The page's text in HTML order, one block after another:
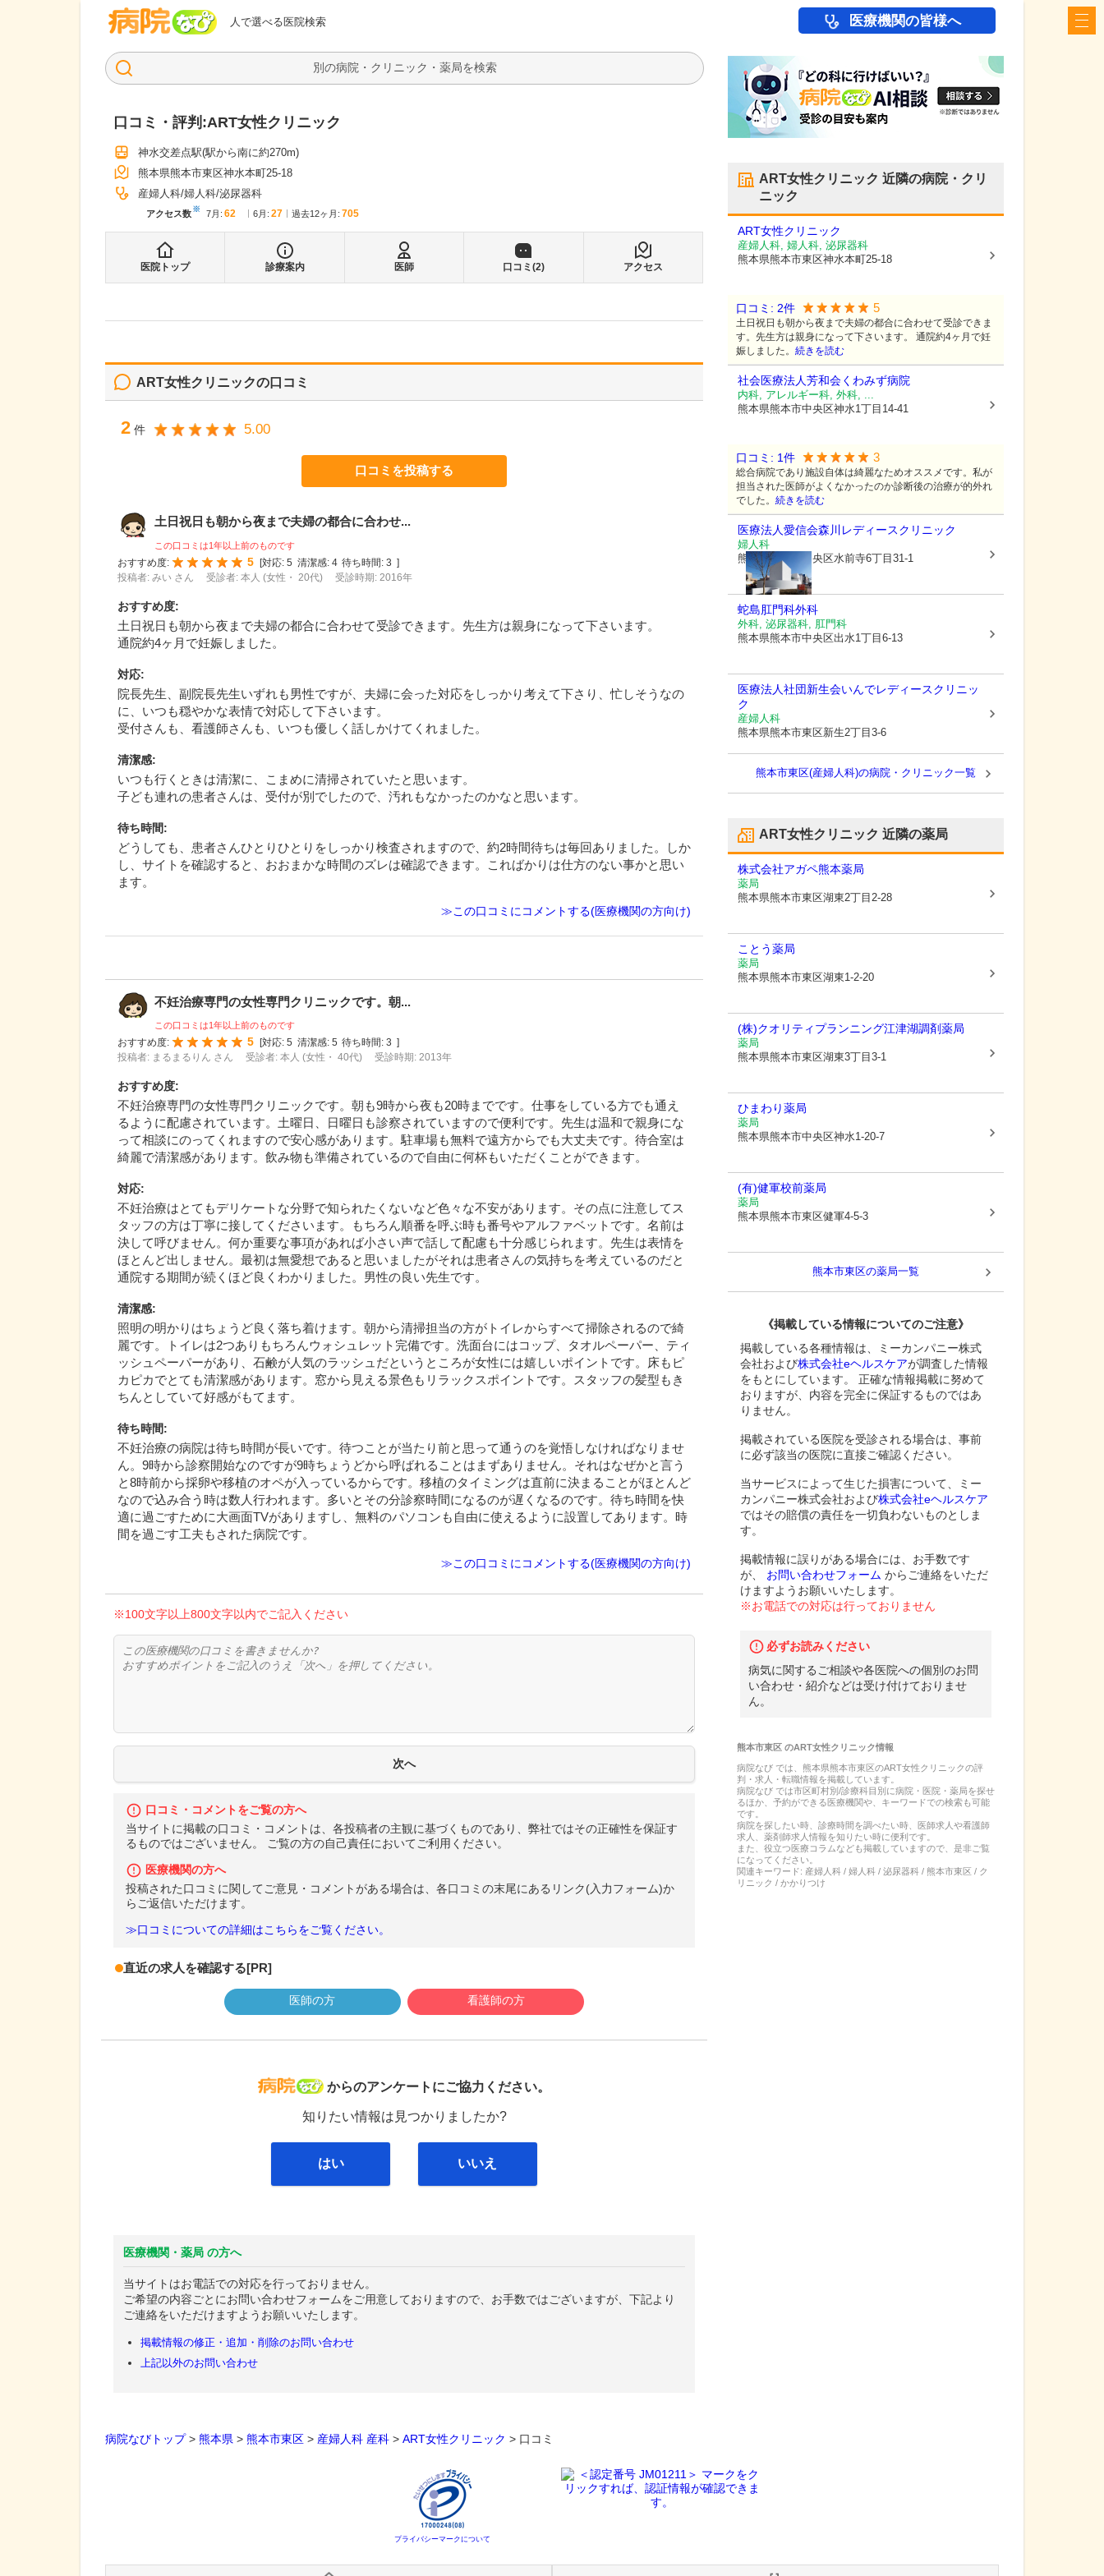
人で選べる医院検索
病院なび 医療機関の皆様へ
検索
口コミ・評判:ART女性クリニック
神水交差点駅(駅から南に約270m)
熊本県熊本市東区神水本町25-18
産婦人科 婦人科 泌尿器科
アクセス数※ 7月 : 62 6月 : 27 過去12ヶ月: 705
医院トップ 診療案内 医師 口コミ(2) アクセス
ART女性クリニックの口コミ
2 件 5.00
口コミを投稿する
土日祝日も朝から夜まで夫婦の都合に合わせ...
この口コミは1年以上前のものです
おすすめ度:
5 [対応: 5 清潔感: 4 待ち時間: 3 ]
投稿者: みい さん
受診者: 本人 (女性・ 20代) 受診時期: 2016年
おすすめ度:
土日祝日も朝から夜まで夫婦の都合に合わせて受診できます。先生方は親身になって下さいます。
通院約4ヶ月で妊娠しました。
対応:
院長先生、副院長先生いずれも男性ですが、夫婦に会った対応をしっかり考えて下さり、忙しそうなの
に、いつも穏やかな表情で対応して下さいます。
受付さんも、看護師さんも、いつも優しく話しかけてくれました。
清潔感:
いつも行くときは清潔に、こまめに清掃されていたと思います。
子ども連れの患者さんは、受付が別でしたので、汚れもなかったのかなと思います。
待ち時間:
どうしても、患者さんひとりひとりをしっかり検査されますので、約2時間待ちは毎回ありました。しか
し、サイトを確認すると、おおまかな時間のズレは確認できます。こればかりは仕方のない事かと思い
ます。
≫この口コミにコメントする(医療機関の方向け)
不妊治療専門の女性専門クリニックです。朝...
この口コミは1年以上前のものです
おすすめ度:
5 対応: 5 清潔感: 5 待ち時間: 3
投稿者: まるまるりん さん
受診者: 本人 (女性・ 40代) 受診時期: 2013年
おすすめ度:
不妊治療専門の女性専門クリニックです。朝も9時から夜も20時までです。仕事をしている方でも通え
るように配慮されています。土曜日、日曜日も診察されていますので便利です。先生は温和で親身にな
って相談にのってくれますので安心感があります。駐車場も無料で遠方からでも大丈夫です。待合室は
綺麗で清潔感があります。飲み物も準備されているので自由に何杯もいただくことができます。
対応:
不妊治療はとてもデリケートな分野で知られたくないなど色々な不安があります。その点に注意してス
タッフの方は丁寧に接してくださいます。もちろん順番を呼ぶ時も番号やアルファベットです。名前は
決して呼びません。何か重要な事項があれば小さい声で話して配慮も十分感じられます。先生は表情を
ほとんど出しません。最初は無愛想であると思いましたがそれは患者さんの気持ちを考えているのだと
通院する期間が続くほど良くわかりました。男性の良い先生です。
清潔感:
照明の明かりはちょうど良く落ち着けます。朝から清掃担当の方がトイレからすべて掃除されるので綺
麗です。トイレは2つありもちろんウォシュレット完備です。洗面台にはコップ、タオルペーパー、ティ
ッシュペーパーがあり、石鹸が人気のラッシュだというところが女性には嬉しいポイントです。床もピ
カピカでとても清潔感があります。窓から見える景色もリラックスポイントです。スタッフの髪型もき
ちんとしていて好感がもてます。
待ち時間:
不妊治療の病院は待ち時間が長いです。待つことが当たり前と思って通うのを覚悟しなければなりませ
ん。9時から診察開始なのですが9時ちょうどから呼ばれることはまずありません。それはなぜかと言う
と8時前から採卵や移植のオペが入っているからです。移植のタイミングは直前に決まることがほとんど
なので込み合う時は数人行われます。多いとその分診察時間になるのが遅くなるのです。待ち時間を快
適に過ごすために大画面TVがありますし、無料のパソコンも自由に使えるように設置してあります。時
間を過ごす工夫もされた病院です。
≫この口コミにコメントする(医療機関の方向け)
※100文字以上800文字以内でご記入ください
口コミ・コメントをご覧の方へ
当サイトに掲載の口コミ・コメントは、各投稿者の主観に基づくものであり、弊社ではその正確性を保証す
るものではございません。 ご覧の方の自己責任においてご利用ください。
医療機関の方へ
投稿された口コミに関してご意見・コメントがある場合は、各口コミの末尾にあるリンク(入力フォーム)か
らご返信いただけます。
≫口コミについての詳細はこちらをご覧ください。
直近の求人を確認する[PR]
医師の方 看護師の方
病院なび
からのアンケートにご協力ください。
知りたい情報は見つかりましたか?
はい いいえ
医療機関・薬局 の方へ
当サイトはお電話での対応を行っておりません。
ご希望の内容ごとにお問い合わせフォームをご用意しておりますので、お手数ではございますが、下記より
ご連絡をいただけますようお願いいたします。
掲載情報の修正・追加・削除のお問い合わせ
上記以外のお問い合わせ
ART女性クリニック 近隣の病院・クリ
ニック
ART女性クリニック
産婦人科, 婦人科, 泌尿器科
熊本県熊本市東区神水本町25-18
口コミ: 2件 5
土日祝日も朝から夜まで夫婦の都合に合わせて受診できま
す。先生方は親身になって下さいます。 通院約4ヶ月で妊
娠しました。 続きを読む
社会医療法人芳和会 くわみず病院
内科, アレルギー科, 外科, ...
熊本県熊本市中央区神水1丁目14-41
口コミ: 1件 3
総合病院であり施設自体は綺麗なためオススメです。私が
担当された医師がよくなかったのか診断後の治療が的外れ
でした。 続きを読む
医療法人愛信会森川レディースクリニック
婦人科
熊本県熊本市中央区水前寺6丁目31-1
蛇島肛門科外科
外科, 泌尿器科, 肛門科
熊本県熊本市中央区出水1丁目6-13
医療法人社団新生会いんでレディースクリニッ
ク
産婦人科
熊本県熊本市東区新生2丁目3-6
熊本市東区(産婦人科)の病院・クリニック一覧
ART女性クリニック 近隣の薬局
株式会社アガペ熊本薬局
薬局
熊本県熊本市東区湖東2丁目2-28
ことう薬局
薬局
熊本県熊本市東区湖東1-2-20
(株)クオリティプランニング江津湖調剤薬局
薬局
熊本県熊本市東区湖東3丁目3-1
ひまわり薬局
薬局
熊本県熊本市中央区神水1-20-7
(有)健軍校前薬局
薬局
熊本県熊本市東区健軍4-5-3
熊本市東区の薬局一覧
《掲載している情報についてのご注意》
掲載している各種情報は、ミーカンパニー株式
会社および株式会社eヘルスケアが調査した情報
をもとにしています。 正確な情報掲載に努めて
おりますが、内容を完全に保証するものではあ
りません。
掲載されている医院を受診される場合は、事前
に必ず該当の医院に直接ご確認ください。
当サービスによって生じた損害について、ミー
カンパニー株式会社および株式会社eヘルスケア
ではその賠償の責任を一切負わないものとしま
す。
掲載情報に誤りがある場合には、お手数です
が、
お問い合わせフォーム からご連絡をいただ
けますようお願いいたします。
※お電話での対応は行っておりません
必ずお読みください
病気に関するご相談や各医院への個別のお問
い合わせ・紹介などは受け付けておりませ
ん。
熊本市東区のART女性クリニック情報
病院なび では、 熊本県熊本市東区のART女性クリニックの評
判・求人・転職情報を掲載しています。
病院なび では市区町村別/診療科目別に病院・医院・薬局を探せ
るほか、予約ができる医療機関や、キーワードでの検索も可能
です。
病院を探したい時、診療時間を調べたい時、医師求人や看護師
求人、薬剤師求人情報を知りたい時に便利です。
また、役立つ医療コラムなども掲載していますので、是非ご覧
になってください。
関連キーワード: 産婦人科 / 婦人科 / 泌尿器科 / 熊本市東区 / ク
リニック / かかりつけ
病院なびトップ> 熊本県 > 熊本市東区 > 産婦人科 産科 > ART女性クリニック > 口コミ
プライバシーマークについて